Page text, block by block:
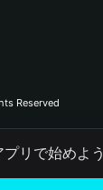
Reserved
リで始めよう